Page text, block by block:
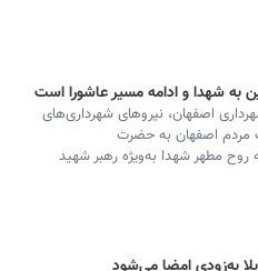
به شهدا و ادامه مسیر عاشورا است
اصفهان، نیروهای شهرداری‌های
مردم اصفهان به حضرت
مطهر شهدا به‌ویژه رهبر شهید